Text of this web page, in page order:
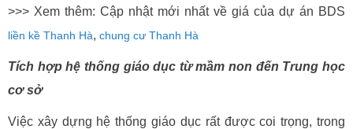
>>> Xem thêm: Cập nhật mới nhất về giá của dự án BDS
liền kề Thanh Hà, chung cư Thanh Hà
Tích hợp hệ thống giáo dục từ mầm non đến Trung học
cơ sở
Việc xây dựng hệ thống giáo dục rất được coi trọng, trong